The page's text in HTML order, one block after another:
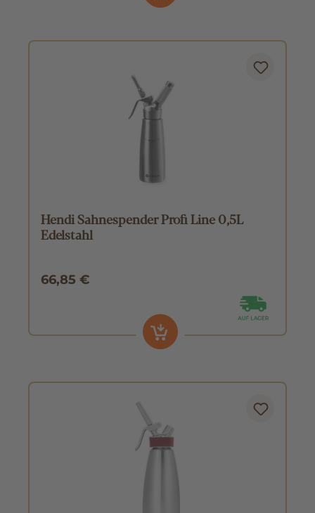
Hendi Sahnespender Profi Line 0,5L
Edelstahl
66,85 €